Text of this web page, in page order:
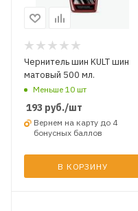
Чернитель шин KULT шин
матовый 500 мл.
Меньше 10 шт
193 руб./шт
Вернем на карту до 4
бонусных баллов
В КОРЗИНУ